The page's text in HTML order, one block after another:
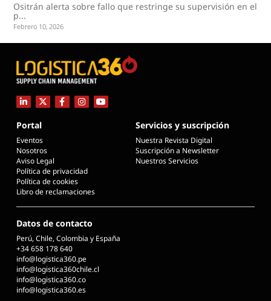
Ositrán alerta sobre fallo que restringe su supervisión en el
p...
Febrero 10, 2026
Portal
Eventos
Nosotros
Aviso Legal
Política de privacidad
Política de cookies
Libro de reclamaciones
Servicios y suscripción
Nuestra Revista Digital
Suscripción a Newsletter
Nuestros Servicios
Datos de contacto
Perú, Chile, Colombia y España
+34 658 178 640
info@logistica360.pe
info@logistica360chile.cl
info@logistica360.co
info@logistica360.es